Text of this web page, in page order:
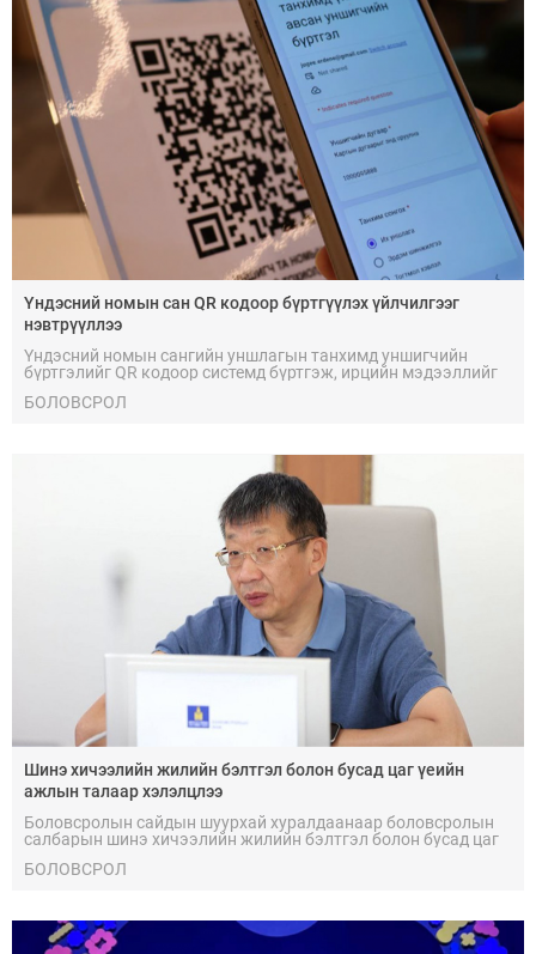
Үндэсний номын сан QR кодоор бүртгүүлэх үйлчилгээг
нэвтрүүллээ
Үндэсний номын сангийн уншлагын танхимд уншигчийн
бүртгэлийг QR кодоор системд бүртгэж, ирцийн мэдээллийг
биетээр авч бүртгэдэг механик ажиллагааг бүрэн халж,
БОЛОВСРОЛ
Шинэ хичээлийн жилийн бэлтгэл болон бусад цаг үеийн
ажлын талаар хэлэлцлээ
Боловсролын сайдын шуурхай хуралдаанаар боловсролын
салбарын шинэ хичээлийн жилийн бэлтгэл болон бусад цаг
БОЛОВСРОЛ